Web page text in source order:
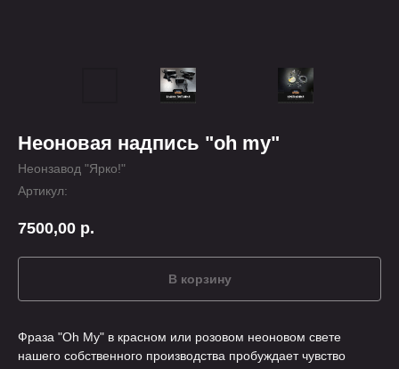
Неоновая надпись "oh my"
Неонзавод "Ярко!"
Артикул:
7500,00 р.
В корзину
Фраза "Oh My" в красном или розовом неоновом свете
нашего собственного производства пробуждает чувство